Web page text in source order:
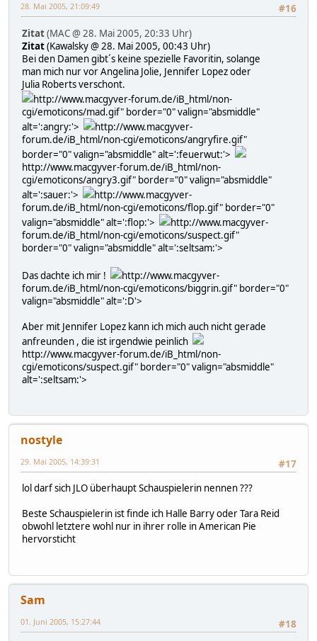
#16
28. Mai 2005, 21:09:49
Zitat(MAC @ 28. Mai 2005, 20:33 Uhr)
Zitat(Kawalsky @ 28. Mai 2005, 00:43 Uhr)
Bei den Damen gibt´s keine spezielle Favoritin, solange
man mich nur vor Angelina Jolie, Jennifer Lopez oder
Julia Roberts verschont.
http://www.macgyver-forum.de/iB_html/non-
cgi/emoticons/mad.gif" border="0" valign="absmiddle"
alt=':angry:'>
http://www.macgyver-
forum.de/iB_html/non-cgi/emoticons/angryfire.gif"
border="0" valign="absmiddle" alt=':feuerwut:'>
http://www.macgyver-forum.de/iB_html/non-
cgi/emoticons/angry3.gif" border="0" valign="absmiddle"
alt=':sauer:'>
http://www.macgyver-
forum.de/iB_html/non-cgi/emoticons/flop.gif" border="0"
valign="absmiddle" alt=':flop:'>
http://www.macgyver-
forum.de/iB_html/non-cgi/emoticons/suspect.gif"
border="0" valign="absmiddle" alt=':seltsam:'>
Das dachte ich mir !
http://www.macgyver-
forum.de/iB_html/non-cgi/emoticons/biggrin.gif" border="0"
valign="absmiddle" alt=':D'>
Aber mit Jennifer Lopez kann ich mich auch nicht gerade
anfreunden , die ist irgendwie peinlich
http://www.macgyver-forum.de/iB_html/non-
cgi/emoticons/suspect.gif" border="0" valign="absmiddle"
alt=':seltsam:'>
nostyle
#17
29. Mai 2005, 14:39:31
lol darf sich JLO überhaupt Schauspielerin nennen ???
Beste Schauspielerin ist finde ich Halle Barry oder Tara Reid
obwohl letztere wohl nur in ihrer rolle in American Pie
hervorsticht
Sam
#18
01. Juni 2005, 15:27:44